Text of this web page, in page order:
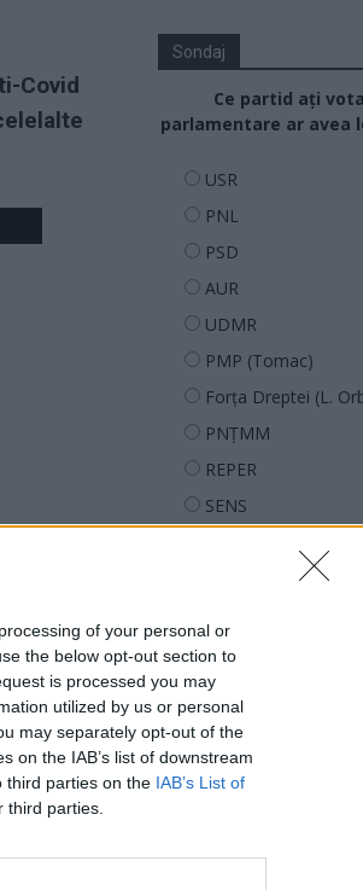
of your personal or
the below opt-out section to
is processed you may
utilized by us or personal
may separately opt-out of the
on the IAB’s list of downstream
third parties on the IAB’s List of
parties.
Covid
, arăta
Sondaj
Ce partid ați
parlamentare ar avea
USR
PNL
PSD
AUR
UDMR
PMP (Tomac)
Forța Dreptei (L.
PNȚMM
REPER
SENS
POT (Gavrilă)
Acțiunea
PDF (Lazarus)
PUSL (D. Voiculescu)
PNȚCD (Pavelescu)
PNCR (Terheș)
Partidul Patrioților